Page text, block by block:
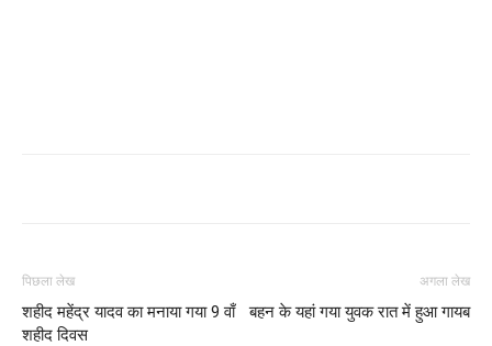
पिछला लेख
शहीद महेंद्र यादव का मनाया गया 9 वाँ
शहीद दिवस
अगला लेख
बहन के यहां गया युवक रात में हुआ गायब